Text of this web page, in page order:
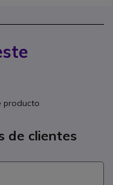
producto
de clientes